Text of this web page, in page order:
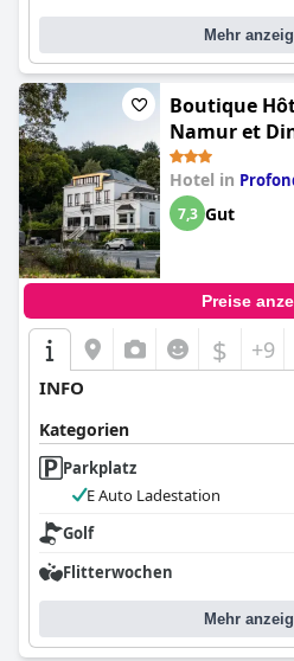
Mehr
Boutique
Namur et
Hotel in
7,3 Gut
Preise
$ +9
INFO
Kategorien
Parkplatz
E Auto Ladestation
Golf
Flitterwochen
Mehr